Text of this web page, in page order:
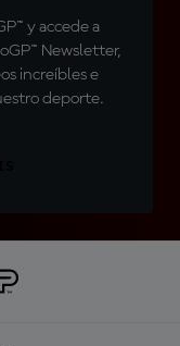
y accede a
Newsletter,
increíbles e
deporte.